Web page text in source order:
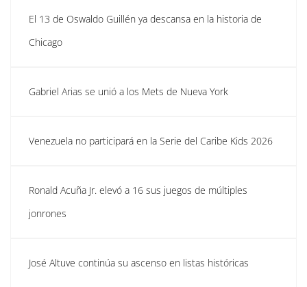
El 13 de Oswaldo Guillén ya descansa en la historia de
Chicago
Gabriel Arias se unió a los Mets de Nueva York
Venezuela no participará en la Serie del Caribe Kids 2026
Ronald Acuña Jr. elevó a 16 sus juegos de múltiples
jonrones
José Altuve continúa su ascenso en listas históricas